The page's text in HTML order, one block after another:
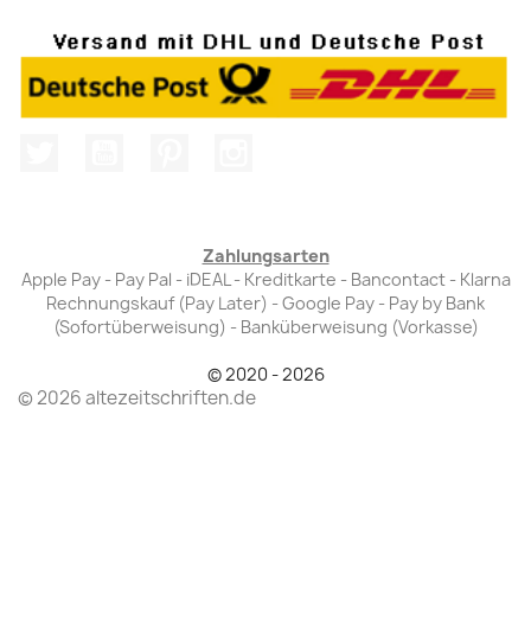
Zahlungsarten
Apple Pay - Pay Pal - iDEAL - Kreditkarte - Bancontact - Klarna
Rechnungskauf (Pay Later) - Google Pay - Pay by Bank
(Sofortüberweisung) - Banküberweisung (Vorkasse)
© 2020 - 2026
© 2026 altezeitschriften.de